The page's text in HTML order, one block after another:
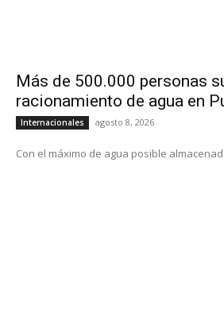
Más de 500.000 personas
racionamiento de agua en
Internacionales agosto 8, 2026
Con el máximo de agua posible